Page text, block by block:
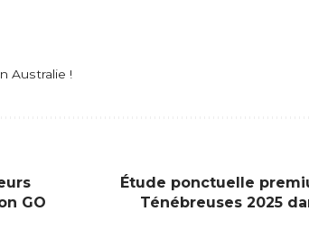
Australie !
GO
Étude ponctuelle
Ténébreuses 2025